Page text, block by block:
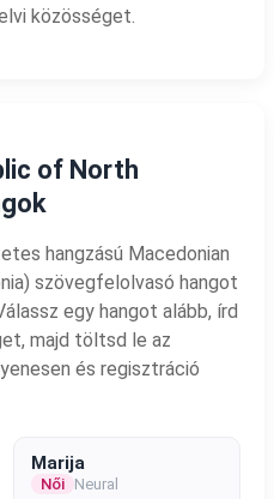
közösséget.
of North
hangzású Macedonian
szövegfelolvasó hangot
egy hangot alább, írd
majd töltsd le az
és regisztráció
Marija
Női Neural